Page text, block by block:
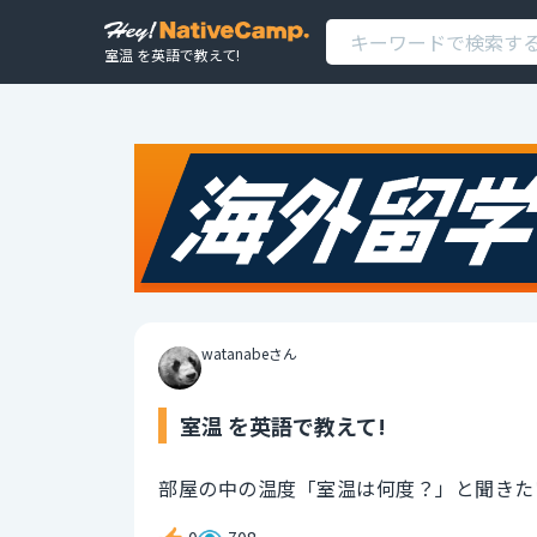
室温 を英語で教えて!
watanabeさん
室温 を英語で教えて!
部屋の中の温度「室温は何度？」と聞き